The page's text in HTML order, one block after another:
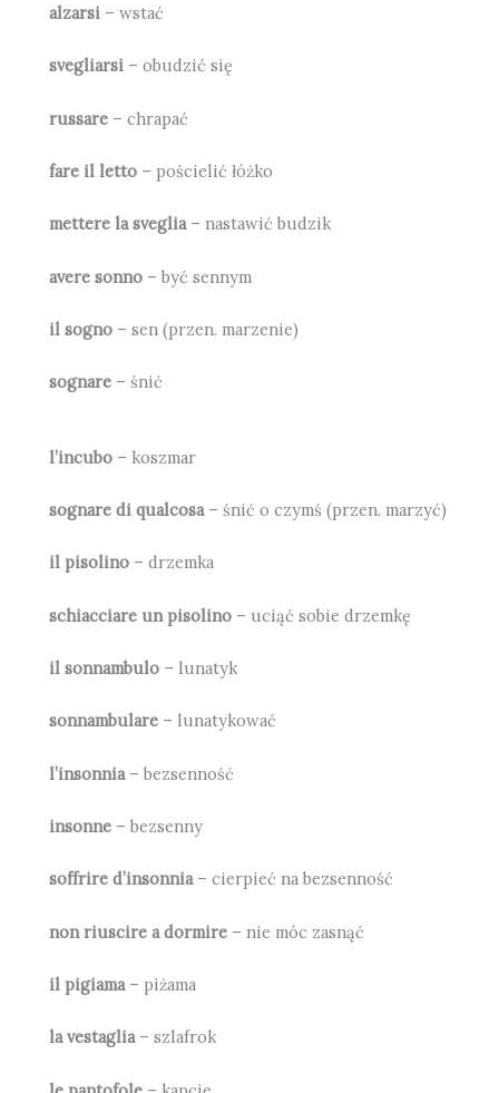
alzarsi – wstać
svegliarsi – obudzić się
russare – chrapać
fare il letto – pościelić łóżko
mettere la sveglia– nastawić budzik
avere sonno – być sennym
il sogno – sen (przen. marzenie)
sognare – śnić
l’incubo – koszmar
sognare di qualcosa– śnić o czymś (przen. marzyć)
il pisolino – drzemka
schiacciare un pisolino – uciąć sobie drzemkę
il sonnambulo – lunatyk
sonnambulare – lunatykować
l’insonnia – bezsenność
insonne – bezsenny
soffrire d’insonnia– cierpieć na bezsenność
non riuscire a dormire – nie móc zasnąć
il pigiama– piżama
la vestaglia– szlafrok